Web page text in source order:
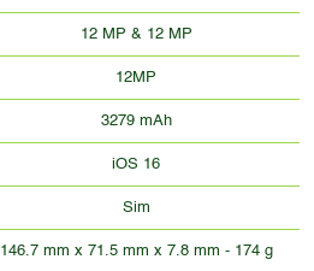
12 MP & 12 MP
12MP
3279 mAh
iOS 16
Sim
146.7 mm x 71.5 mm x 7.8 mm - 174 g